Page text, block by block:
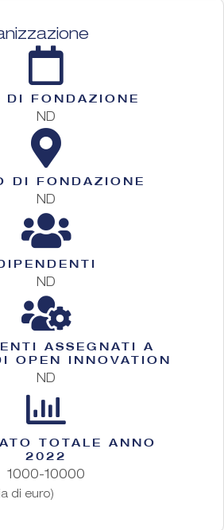
DI FONDAZIONE
ND
DI FONDAZIONE
ND
ND
ASSEGNATI A
OPEN INNOVATION
ND
TOTALE ANNO
2022
1000-10000
di euro)